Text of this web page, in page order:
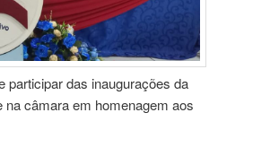
participar das inaugurações da
câmara em homenagem aos